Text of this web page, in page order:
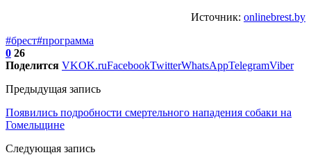
Источник: onlinebrest.by
#брест#программа
0 26
Поделится VKOK.ruFacebookTwitterWhatsAppTelegramViber
Предыдущая запись
Появились подробности смертельного нападения собаки на
Гомельщине
Следующая запись